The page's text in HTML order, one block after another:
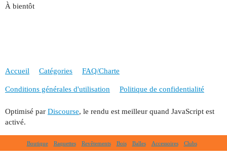
À bientôt
Accueil Catégories FAQ/Charte
Conditions générales d'utilisation Politique de confidentialité
Optimisé par Discourse, le rendu est meilleur quand JavaScript est
activé.
Boutique Raquettes Revêtements Bois Balles Accessoires Clubs